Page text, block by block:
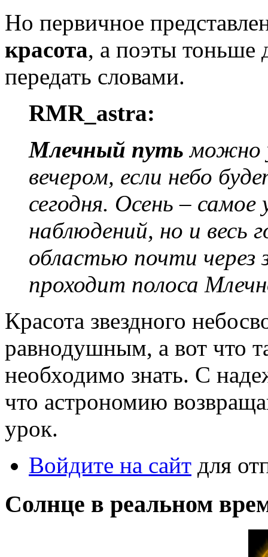
Но первичное
красота, а поэты тоньше
передать словами.
RMR_astra:
Млечный путь можно
вечером, если небо
сегодня. Осень – самое
наблюдений, но и весь
областью почти через
проходит полоса
Красота звездного
равнодушным, а вот что
необходимо знать. С
что астрономию
урок.
Войдите на сайт для
Солнце в реальном